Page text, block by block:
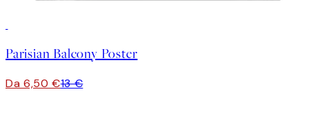
Parisian Balcony Poster
Da 6,50 €13 €